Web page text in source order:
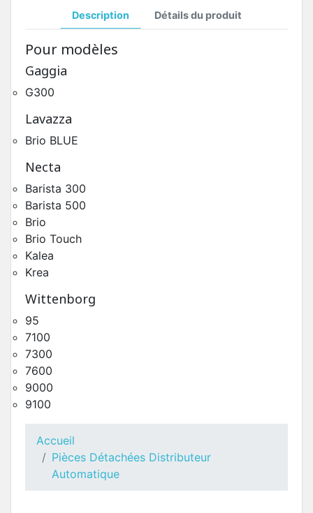
Pièces Détachées Distributeur Automatique
Circuit Hydraulique Deux Chaudières Kalea
Description Détails du produit
Pour modèles
Gaggia
G300
Lavazza
Brio BLUE
Necta
Barista 300
Barista 500
Brio
Brio Touch
Kalea
Krea
Wittenborg
95
7100
7300
7600
9000
9100
Accueil
Pièces Détachées Distributeur
Automatique